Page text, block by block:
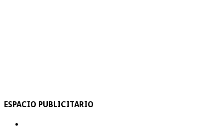
ESPACIO PUBLICITARIO